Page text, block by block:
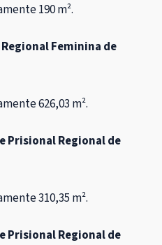
190 m².
Feminina de
626,03 m².
Prisional Regional de
310,35 m².
Prisional Regional de